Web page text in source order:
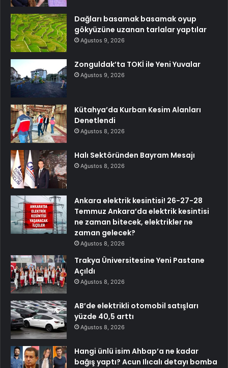
Dağları basamak basamak oyup
gökyüzüne uzanan tarlalar yaptılar
Ağustos 9, 2026
Zonguldak’ta TOKİ ile Yeni Yuvalar
Ağustos 9, 2026
Kütahya’da Kurban Kesim Alanları
Denetlendi
Ağustos 8, 2026
Halı Sektöründen Bayram Mesajı
Ağustos 8, 2026
Ankara elektrik kesintisi! 26-27-28
Temmuz Ankara’da elektrik kesintisi
ne zaman bitecek, elektrikler ne
zaman gelecek?
Ağustos 8, 2026
Trakya Üniversitesine Yeni Pastane
Açıldı
Ağustos 8, 2026
AB’de elektrikli otomobil satışları
yüzde 40,5 arttı
Ağustos 8, 2026
Hangi ünlü isim Ahbap’a ne kadar
bağış yaptı? Acun Ilıcalı detayı bomba